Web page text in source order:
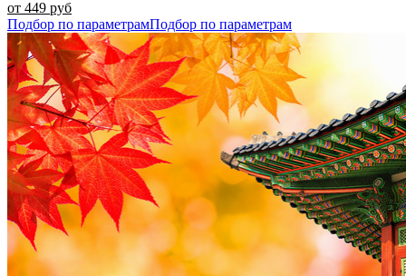
от 449 руб
Подбор по параметрамПодбор по параметрам